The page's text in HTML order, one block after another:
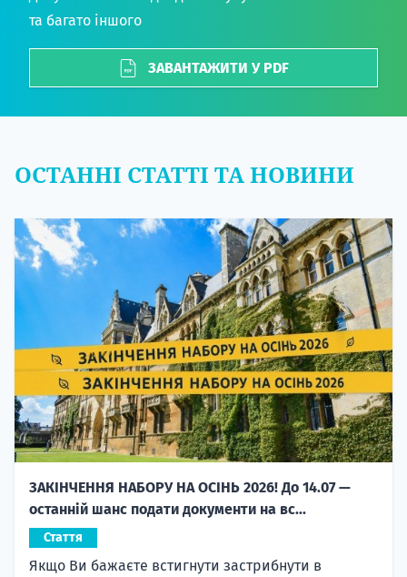
та багато іншого
ЗАВАНТАЖИТИ У PDF
ОСТАННІ СТАТТІ ТА НОВИНИ
ЗАКІНЧЕННЯ НАБОРУ НА ОСІНЬ 2026! До 14.07 —
останній шанс подати документи на вс...
Стаття
Якщо Ви бажаєте встигнути застрибнути в